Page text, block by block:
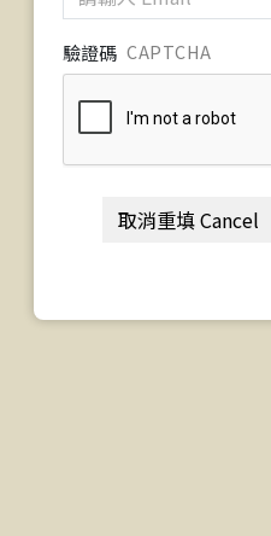
驗證碼 CAPTCHA
取消重填 Cancel